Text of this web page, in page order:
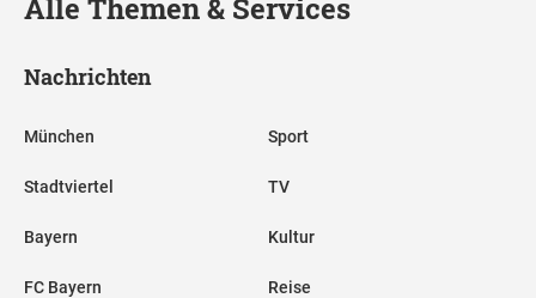
Alle Themen & Services
Nachrichten
München
Stadtviertel
Bayern
FC Bayern
Sport
TV
Kultur
Reise